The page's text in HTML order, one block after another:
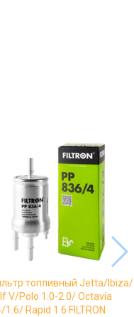
топливный Jetta/Ibiza/
V/Polo 1.0-2.0/ Octavia
1.6/ Rapid 1.6 FILTRON